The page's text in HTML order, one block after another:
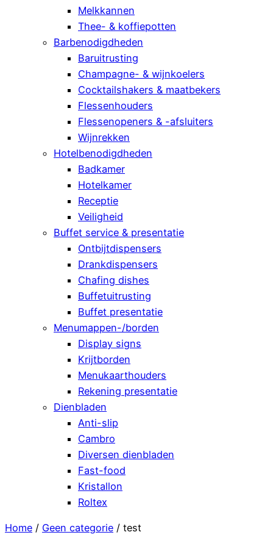
Melkkannen
Thee- & koffiepotten
Barbenodigdheden
Baruitrusting
Champagne- & wijnkoelers
Cocktailshakers & maatbekers
Flessenhouders
Flessenopeners & -afsluiters
Wijnrekken
Hotelbenodigdheden
Badkamer
Hotelkamer
Receptie
Veiligheid
Buffet service & presentatie
Ontbijtdispensers
Drankdispensers
Chafing dishes
Buffetuitrusting
Buffet presentatie
Menumappen-/borden
Display signs
Krijtborden
Menukaarthouders
Rekening presentatie
Dienbladen
Anti-slip
Cambro
Diversen dienbladen
Fast-food
Kristallon
Roltex
Home / Geen categorie / test